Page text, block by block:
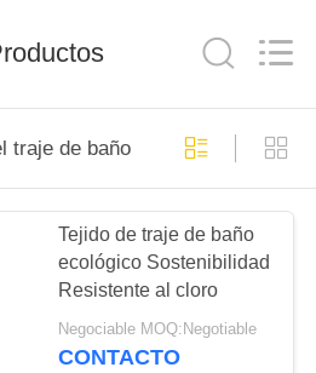
del
313
traje de baño del eco
Tejido de traje de baño
ecológico Sostenibilidad
Resistente al cloro
Negociable MOQ:Negotiable
CONTACTO